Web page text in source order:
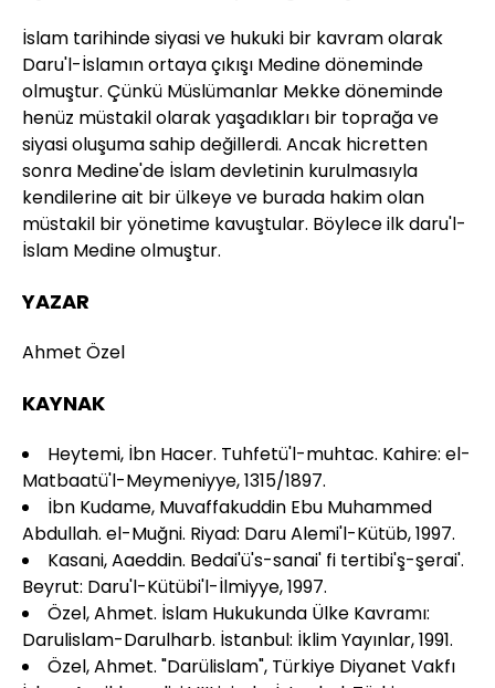
İslam tarihinde siyasi ve hukuki bir kavram olarak
Daru'l-İslamın ortaya çıkışı Medine döneminde
olmuştur. Çünkü Müslümanlar Mekke döneminde
henüz müstakil olarak yaşadıkları bir toprağa ve
siyasi oluşuma sahip değillerdi. Ancak hicretten
sonra Medine'de İslam devletinin kurulmasıyla
kendilerine ait bir ülkeye ve burada hakim olan
müstakil bir yönetime kavuştular. Böylece ilk daru'l-
İslam Medine olmuştur.
YAZAR
Ahmet Özel
KAYNAK
Heytemi, İbn Hacer. Tuhfetü'l-muhtac. Kahire: el-
Matbaatü'l-Meymeniyye, 1315/1897.
İbn Kudame, Muvaffakuddin Ebu Muhammed
Abdullah. el-Muğni. Riyad: Daru Alemi'l-Kütüb, 1997.
Kasani, Aaeddin. Bedai'ü's-sanai' fi tertibi'ş-şerai'.
Beyrut: Daru'l-Kütübi'l-İlmiyye, 1997.
Özel, Ahmet. İslam Hukukunda Ülke Kavramı:
Darulislam-Darulharb. İstanbul: İklim Yayınlar, 1991.
Özel, Ahmet. "Darülislam", Türkiye Diyanet Vakfı